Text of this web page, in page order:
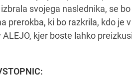
svojega naslednika, se
prerokba, ki bo razkrila, kdo je
ALEJO, kjer boste lahko